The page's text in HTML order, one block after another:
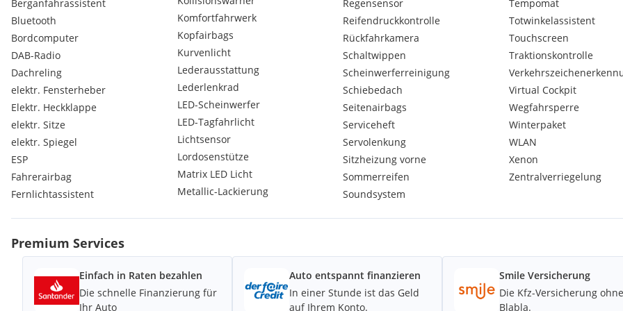
Wir freuen uns auf Ihre Anfrage….
Euer LZ Automotive Team
- Audi
- RSQ3 Sportback
- 2,5 400PS
- 7 Gang S-Tronic
- Quattro
- EZ: 20.01.2020
- KM: 66.000
ZUSTAND & SERVICE:
-Letztes Service 11.2025 bei 58.900km
-Nächste Service 11.2027 oder 88.900km
-Lückenlose Audi Servicehistorie
-Unfallfrei
-Fahrzeug befindet sich in Original Zustand
Berganfahrassistent
Bluetooth
Bordcomputer
DAB-Radio
Dachreling
elektr. Fensterheber
Elektr. Heckklappe
elektr. Sitze
elektr. Spiegel
ESP
Fahrerairbag
Fernlichtassistent
Komfortfahrwerk
Kopfairbags
Kurvenlicht
Lederausstattung
Lederlenkrad
LED-Scheinwerfer
LED-Tagfahrlicht
Lichtsensor
Lordosenstütze
Matrix LED Licht
Metallic-Lackierung
Regensensor
Reifendruckkontrolle
Rückfahrkamera
Schaltwippen
Scheinwerferreinigung
Schiebedach
Seitenairbags
Serviceheft
Servolenkung
Sitzheizung vorne
Sommerreifen
Soundsystem
Tempomat
Totwinkelassistent
Touchscreen
Traktionskontrolle
Virtual Cockpit
Wegfahrsperre
Winterpaket
WLAN
Xenon
Zentralverriegelung
Premium Services
Einfach in Raten bezahlen
Die schnelle Finanzierung für
Ihr Auto
Auto entspannt finanzieren
In einer Stunde ist das Geld
auf Ihrem Konto.
Smile Versicherung
Die Kfz-Versicherung ohne
Blabla.